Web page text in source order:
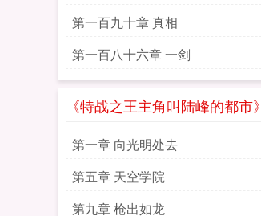
第一百九十章 真相
第一百八十六章 一剑
《特战之王主角叫陆峰的都市
第一章 向光明处去
第五章 天空学院
第九章 枪出如龙